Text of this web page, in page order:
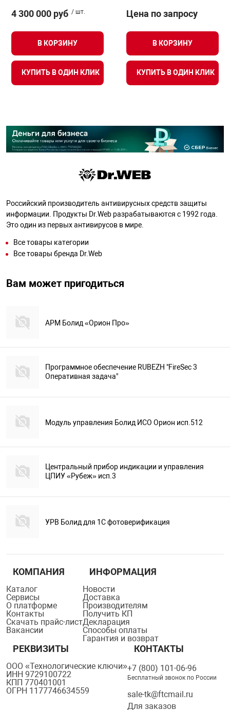
4 300 000 руб / шт.
В КОРЗИНУ
КУПИТЬ В ОДИН КЛИК
Цена по запросу
В КОРЗИНУ
КУПИТЬ В ОДИН КЛИК
Российский производитель антивирусных средств защиты
информации. Продукты Dr.Web разрабатываются с 1992 года.
Это один из первых антивирусов в мире.
Все товары категории
Все товары бренда Dr.Web
Вам может пригодиться
АРМ Болид «Орион Про»
Программное обеспечение RUBEZH "FireSec 3
Оперативная задача"
Модуль управления Болид ИСО Орион исп.512
Центральный прибор индикации и управления
ЦПИУ «Рубеж» исп.3
УРВ Болид для 1С фотоверификация
КОМПАНИЯ
Каталог
Сервисы
О платформе
Контакты
Скачать прайс-лист
Вакансии
ИНФОРМАЦИЯ
Новости
Доставка
Производителям
Получить КП
Декларация
Способы оплаты
Гарантия и возврат
РЕКВИЗИТЫ
ООО «Технологические ключи»
ИНН 9729100722
КПП 770401001
ОГРН 1177746634559
КОНТАКТЫ
+7 (800) 101-06-96
Бесплатный звонок по России
sale-tk@ftcmail.ru
Для заказов